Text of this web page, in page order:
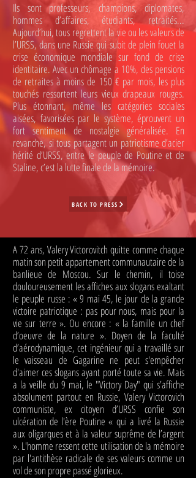
Ils sont professeurs, champions, diplomates,
hommes d’affaires, étudiants, retraités...
Aujourd’hui, tous regrettent la vie ou les valeurs de
l’URSS, dans une Russie qui subit de plein fouet la
crise économique mondiale sur fond de crise
identitaire. Avec un chômage a 10%, des pensions
de retraites à moins de 150 € par mois, les plus
touchés ressortent leurs vieux drapeaux rouges.
Plus étonnant, même les catégories sociales
aisées, favorisées par le système, éprouvent un
fort sentiment de nostalgie généralisée. En
revanche, si tous partagent un patriotisme d’acier
hérité d’URSS, entre le peuple de Poutine et de
Staline, c’est la lutte finale de la mémoire.
BACK TO PRESS
A 72 ans, Valery Victorovitch quitte comme chaque
matin son petit appartement communautaire de la
banlieue de Moscou. Sur le chemin, il toise
douloureusement les affiches aux slogans exaltant
le peuple russe : « 9 mai 45, le jour de la grande
victoire patriotique : pas pour nous, mais pour la
vie sur terre ». Ou encore : « la famille un chef
d’oeuvre de la nature ». Doyen de la faculté
d’aérodynamique, cet ingénieur qui a travaillé sur
le vaisseau de Gagarine ne peut s'empêcher
d'aimer ces slogans ayant porté toute sa vie. Mais
a la veille du 9 mai, le "Victory Day" qui s’affiche
absolument partout en Russie, Valery Victorovich
communiste, ex citoyen d’URSS confie son
ulcération de l'ère Poutine « qui a livré la Russie
aux oligarques et à la valeur suprême de l’argent
». L'homme ressent cette utilisation de la mémoire
par l'antithèse radicale de ses valeurs comme un
vol de son propre passé glorieux.